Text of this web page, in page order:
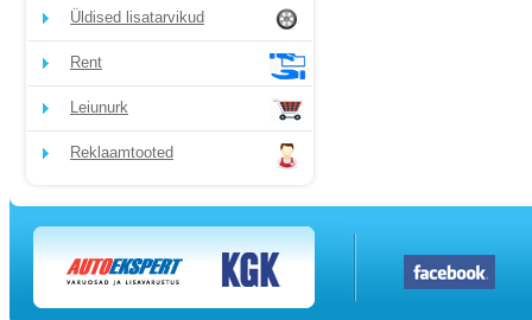
Üldised lisatarvikud
Rent
Leiunurk
Reklaamtooted